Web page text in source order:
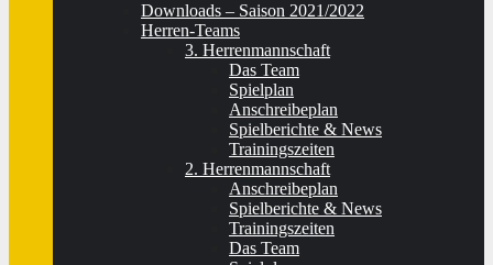
Downloads – Saison 2021/2022
Herren-Teams
3. Herrenmannschaft
Das Team
Spielplan
Anschreibeplan
Spielberichte & News
Trainingszeiten
2. Herrenmannschaft
Anschreibeplan
Spielberichte & News
Trainingszeiten
Das Team